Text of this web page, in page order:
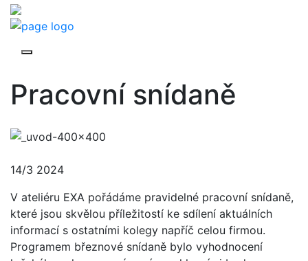
Pracovní snídaně
14/3 2024
V ateliéru EXA pořádáme pravidelné pracovní snídaně,
které jsou skvělou příležitostí ke sdílení aktuálních
informací s ostatními kolegy napříč celou firmou.
Programem březnové snídaně bylo vyhodnocení